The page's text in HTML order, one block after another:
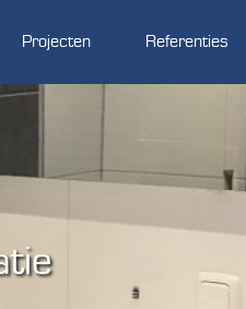
Projecten Referenties